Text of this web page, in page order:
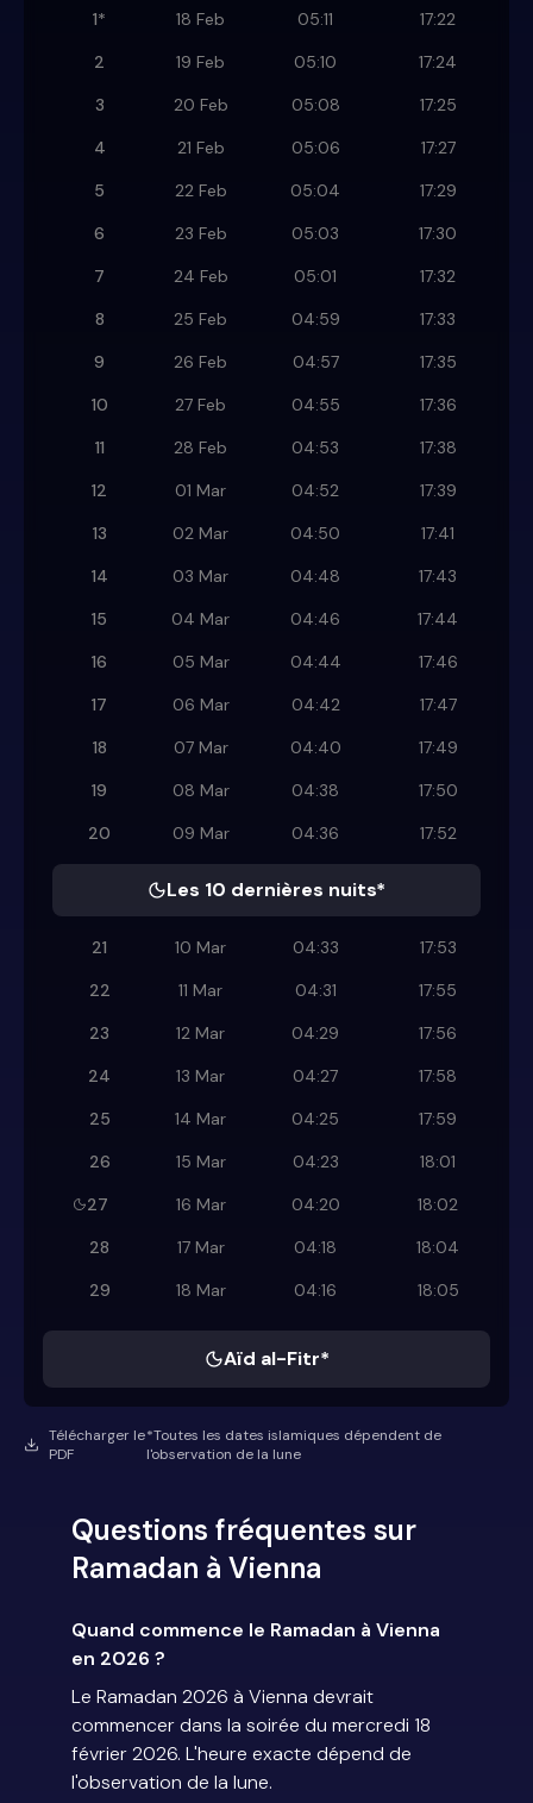
1* 18 Feb 05:11
17:22
2
19 Feb 05:10
17:24
3
20 Feb 05:08
17:25
4
21 Feb 05:06
17:27
5
22 Feb 05:04
17:29
6
23 Feb 05:03
17:30
7
24 Feb 05:01
17:32
8
25 Feb 04:59
17:33
9
26 Feb 04:57
17:35
10
27 Feb 04:55
17:36
11
28 Feb 04:53
17:38
12
01 Mar 04:52
17:39
13
02 Mar 04:50
17:41
14
03 Mar 04:48
17:43
15
04 Mar 04:46
17:44
16
05 Mar 04:44
17:46
17
06 Mar 04:42
17:47
18
07 Mar 04:40
17:49
19
08 Mar 04:38
17:50
20
09 Mar 04:36 17:52
Les 10 dernières nuits*
21 10 Mar 04:33
17:53
22
11 Mar 04:31
17:55
23
12 Mar 04:29
17:56
24
13 Mar 04:27
17:58
25
14 Mar 04:25
17:59
26
15 Mar 04:23
18:01
27
16 Mar 04:20
18:02
28
17 Mar 04:18
18:04
29
18 Mar 04:16 18:05
Aïd al-Fitr*
Télécharger le
PDF
*Toutes les dates islamiques dépendent de
l'observation de la lune
Questions fréquentes sur
Ramadan à Vienna
Quand commence le Ramadan à Vienna
en 2026 ?
Le Ramadan 2026 à Vienna devrait
commencer dans la soirée du mercredi 18
février 2026. L'heure exacte dépend de
l'observation de la lune.